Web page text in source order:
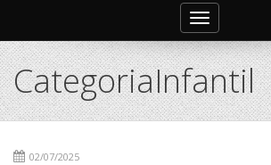
Toggle
navigation
CategoriaInfantil
02/07/2025